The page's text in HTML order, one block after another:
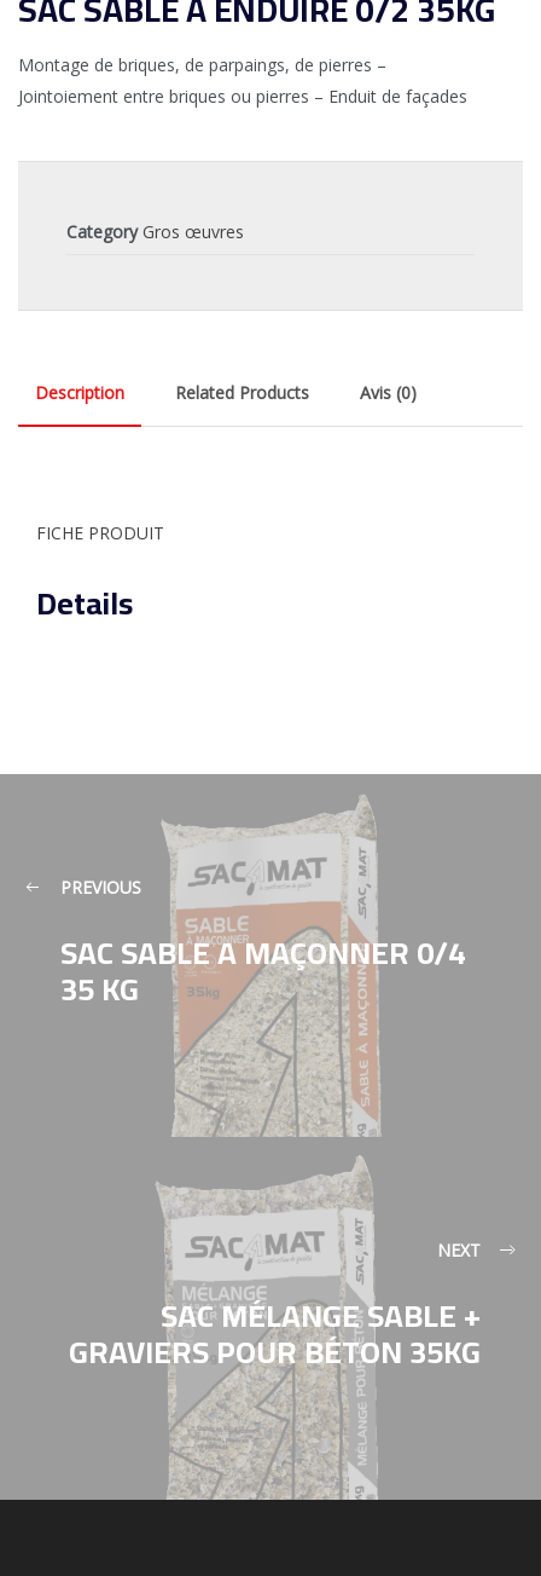
Montage de briques, de parpaings, de pierres –
Jointoiement entre briques ou pierres – Enduit de façades
Category Gros œuvres
Description Related Products Avis (0)
FICHE PRODUIT
Details
PREVIOUS
SAC SABLE A MAÇONNER 0/4
35 KG
NEXT
SAC MÉLANGE SABLE +
GRAVIERS POUR BÉTON 35KG